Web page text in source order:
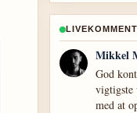
Clara
etnicitet
folge.